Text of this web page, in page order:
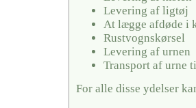
Levering af ligtøj
At lægge afdøde i
Rustvognskørsel
Levering af urnen
Transport af urne
For alle disse ydelser